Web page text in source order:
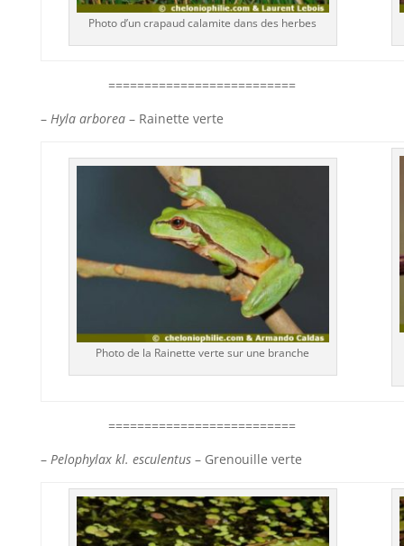
Photo d’un crapaud calamite dans des herbes
==========================
– Hyla arborea – Rainette verte
Photo de la Rainette verte sur une branche
==========================
– Pelophylax kl. esculentus– Grenouille verte